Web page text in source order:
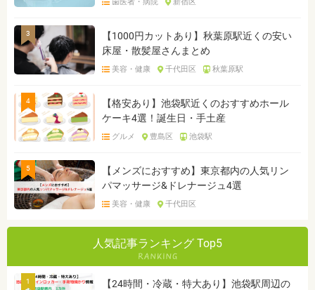
3
【1000円カットあり】秋葉原駅近くの安い
床屋・散髪屋さんまとめ
美容・健康 千代田区 秋葉原駅
4
【格安あり】池袋駅近くのおすすめホール
ケーキ4選！誕生日・手土産
グルメ 豊島区 池袋駅
5
【メンズにおすすめ】東京都内の人気リン
パマッサージ&ドレナージュ4選
美容・健康 千代田区
人気記事ランキング Top5
1
【24時間・冷蔵・特大あり】池袋駅周辺の